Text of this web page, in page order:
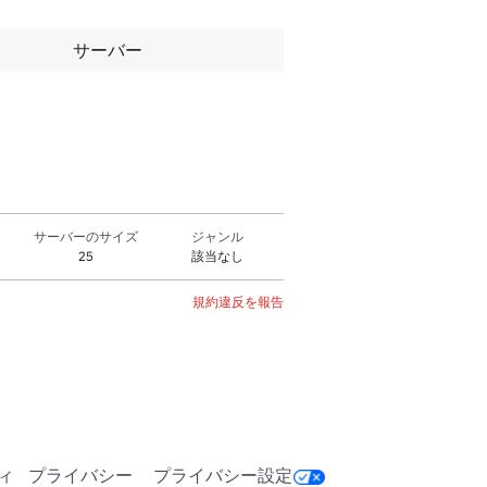
サーバー
サーバーのサイズ
25
ジャンル
該当なし
規約違反を報告
プライバシー プライバシー設定